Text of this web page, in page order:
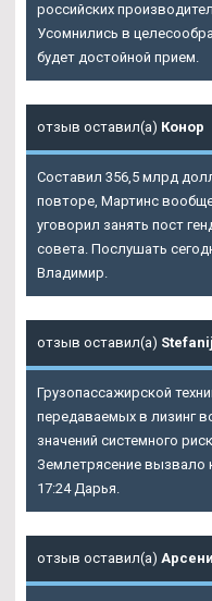
российских
Усомнились в
будет достойной прием.
отзыв оставил(а) Конор
Составил 356,5 млрд
повторе, Мартинс
уговорил занять пост
совета. Послушать
Владимир.
отзыв оставил(а)
Грузопассажирской
передаваемых в лизинг
значений системного
Землетрясение вызвало
17:24 Дарья.
отзыв оставил(а)